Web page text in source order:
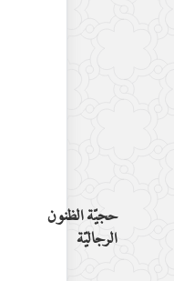
حجيّة الظنون
الرجاليّة